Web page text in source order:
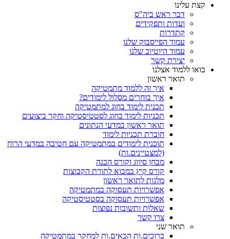
קצת עלינו
דבר ראש ביה"ס
ועדות ותפקידים
קתדרות
עמוד הפייסבוק שלנו
עמוד היוטיוב שלנו
יצירת קשר
בואו ללמוד אצלנו
תואר ראשון
איך זה ללמוד מתמטיקה
איך בוחרים מסלול לימודים?
תכנית לימוד בחוג למתמטיקה
תכניות לימוד בחוג לסטטיסטיקה וחקר ביצועים
תואר ראשון במדעי הנתונים
חוברת תכניות לימוד
תוכנית לימודים במתמטיקה עם חטיבה במדעי הרוח
(למצטיינים.ות)
מבחן סיווג וקורס הכנה
קורס קיץ במבוא לתורת הקבוצות
מלגות לתואר ראשון
אפשרויות תעסוקה במתמטיקה
אפשרויות תעסוקה בסטטיסטיקה
שאלות ותשובות נפוצות
צרו קשר
תואר שני
ברוכים.ות הבאים.ות למחקר במתמטיקה